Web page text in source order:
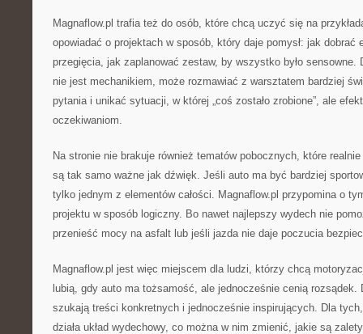
Magnaflow.pl trafia też do osób, które chcą uczyć się na
opowiadać o projektach w sposób, który daje pomysł: jak dobrać
przegięcia, jak zaplanować zestaw, by wszystko było
nie jest mechanikiem, może rozmawiać z warsztatem bardziej
pytania i unikać sytuacji, w której „coś zostało zrobione”, ale
oczekiwaniom.
Na stronie nie brakuje również tematów pobocznych, które
są tak samo ważne jak dźwięk. Jeśli auto ma być bardziej
tylko jednym z elementów całości. Magnaflow.pl przypomina o
projektu w sposób logiczny. Bo nawet najlepszy wydech nie
przenieść mocy na asfalt lub jeśli jazda nie daje poczucia
Magnaflow.pl jest więc miejscem dla ludzi, którzy chcą
lubią, gdy auto ma tożsamość, ale jednocześnie cenią rozsądek.
szukają treści konkretnych i jednocześnie inspirujących. Dla
działa układ wydechowy, co można w nim zmienić, jakie są